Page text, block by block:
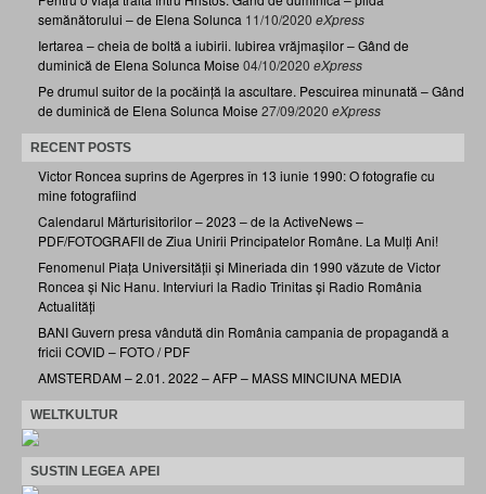
semănătorului – de Elena Solunca 11/10/2020 eXpress
Iertarea – cheia de boltă a iubirii. Iubirea vrăjmașilor – Gând de
duminică de Elena Solunca Moise 04/10/2020 eXpress
Pe drumul suitor de la pocăință la ascultare. Pescuirea minunată – Gând
de duminică de Elena Solunca Moise 27/09/2020 eXpress
RECENT POSTS
Victor Roncea suprins de Agerpres în 13 iunie 1990: O fotografie cu
mine fotografiind
Calendarul Mărturisitorilor – 2023 – de la ActiveNews –
PDF/FOTOGRAFII de Ziua Unirii Principatelor Române. La Mulți Ani!
Fenomenul Piața Universității și Mineriada din 1990 văzute de Victor
Roncea și Nic Hanu. Interviuri la Radio Trinitas și Radio România
Actualități
BANI Guvern presa vândută din România campania de propagandă a
fricii COVID – FOTO / PDF
AMSTERDAM – 2.01. 2022 – AFP – MASS MINCIUNA MEDIA
WELTKULTUR
SUSTIN LEGEA APEI